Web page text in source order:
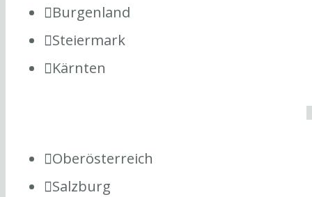
Burgenland
Steiermark
Kärnten
Oberösterreich
Salzburg